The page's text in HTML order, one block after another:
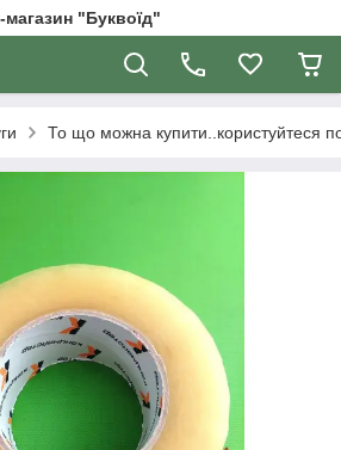
магазин "Буквоїд"
То що можна купити..користуйтеся